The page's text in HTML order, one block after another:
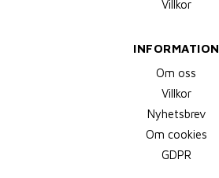
Villkor
INFORMATION
Om oss
Villkor
Nyhetsbrev
Om cookies
GDPR